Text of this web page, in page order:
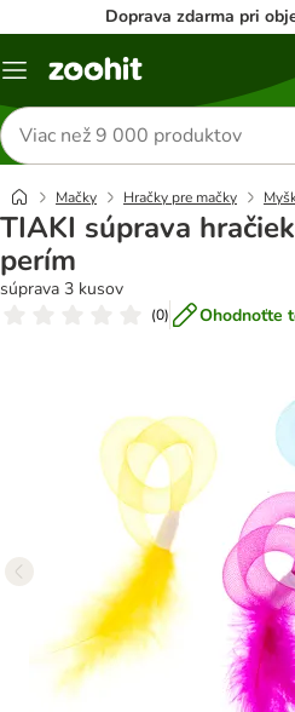
Doprava zdarma pri
Kategórie
Hľadať
produkty
Mačky Hračky pre mačky
TIAKI súprava
perím
súprava 3 kusov
(0) Ohodnoťte